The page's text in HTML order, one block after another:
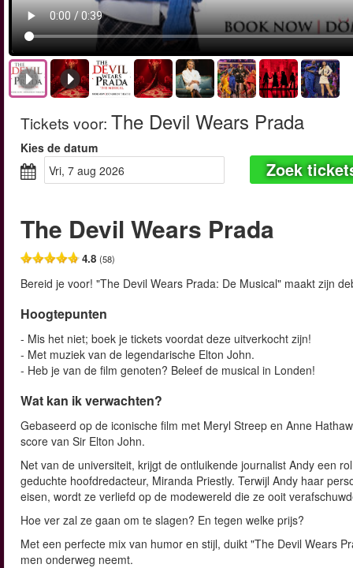
Tickets voor: The Devil Wears Prada
Kies de datum
vri, 7 aug 2026
Zoek
The Devil Wears Prada
4.8 (58)
Bereid je voor! "The Devil Wears Prada: De Musical" maakt zijn
Hoogtepunten
- Mis het niet; boek je tickets voordat deze uitverkocht zijn!
- Met muziek van de legendarische Elton John.
- Heb je van de film genoten? Beleef de musical in Londen!
Wat kan ik verwachten?
Gebaseerd op de iconische film met Meryl Streep en Anne
score van Sir Elton John.
Net van de universiteit, krijgt de ontluikende journalist Andy een
geduchte hoofdredacteur, Miranda Priestly. Terwijl Andy haar
eisen, wordt ze verliefd op de modewereld die ze ooit
Hoe ver zal ze gaan om te slagen? En tegen welke prijs?
Met een perfecte mix van humor en stijl, duikt "The Devil Wears
men onderweg neemt.